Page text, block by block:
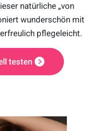
natürliche „von
wunderschön mit
pflegeleicht.
testen